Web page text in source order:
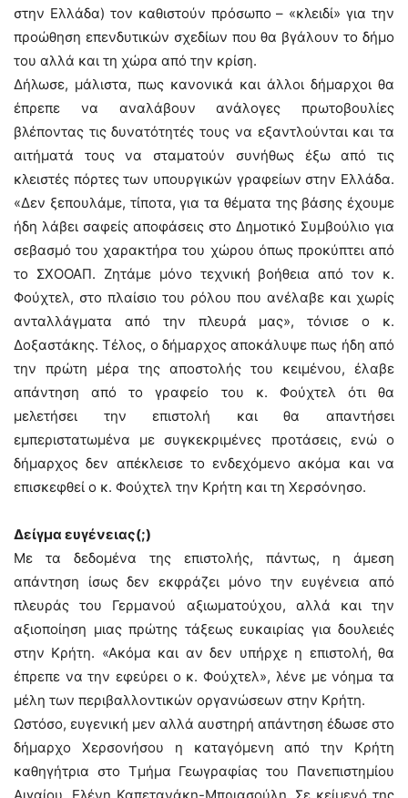
στην Ελλάδα) τον καθιστούν πρόσωπο – «κλειδί» για την
προώθηση επενδυτικών σχεδίων που θα βγάλουν το δήμο
του αλλά και τη χώρα από την κρίση.
Δήλωσε, μάλιστα, πως κανονικά και άλλοι δήμαρχοι θα
έπρεπε να αναλάβουν ανάλογες πρωτοβουλίες
βλέποντας τις δυνατότητές τους να εξαντλούνται και τα
αιτήματά τους να σταματούν συνήθως έξω από τις
κλειστές πόρτες των υπουργικών γραφείων στην Ελλάδα.
«Δεν ξεπουλάμε, τίποτα, για τα θέματα της βάσης έχουμε
ήδη λάβει σαφείς αποφάσεις στο Δημοτικό Συμβούλιο για
σεβασμό του χαρακτήρα του χώρου όπως προκύπτει από
το ΣΧΟΟΑΠ. Ζητάμε μόνο τεχνική βοήθεια από τον κ.
Φούχτελ, στο πλαίσιο του ρόλου που ανέλαβε και χωρίς
ανταλλάγματα από την πλευρά μας», τόνισε ο κ.
Δοξαστάκης. Τέλος, ο δήμαρχος αποκάλυψε πως ήδη από
την πρώτη μέρα της αποστολής του κειμένου, έλαβε
απάντηση από το γραφείο του κ. Φούχτελ ότι θα
μελετήσει την επιστολή και θα απαντήσει
εμπεριστατωμένα με συγκεκριμένες προτάσεις, ενώ ο
δήμαρχος δεν απέκλεισε το ενδεχόμενο ακόμα και να
επισκεφθεί ο κ. Φούχτελ την Κρήτη και τη Χερσόνησο.
Δείγμα ευγένειας(;)
Με τα δεδομένα της επιστολής, πάντως, η άμεση
απάντηση ίσως δεν εκφράζει μόνο την ευγένεια από
πλευράς του Γερμανού αξιωματούχου, αλλά και την
αξιοποίηση μιας πρώτης τάξεως ευκαιρίας για δουλειές
στην Κρήτη. «Ακόμα και αν δεν υπήρχε η επιστολή, θα
έπρεπε να την εφεύρει ο κ. Φούχτελ», λένε με νόημα τα
μέλη των περιβαλλοντικών οργανώσεων στην Κρήτη.
Ωστόσο, ευγενική μεν αλλά αυστηρή απάντηση έδωσε στο
δήμαρχο Χερσονήσου η καταγόμενη από την Κρήτη
καθηγήτρια στο Τμήμα Γεωγραφίας του Πανεπιστημίου